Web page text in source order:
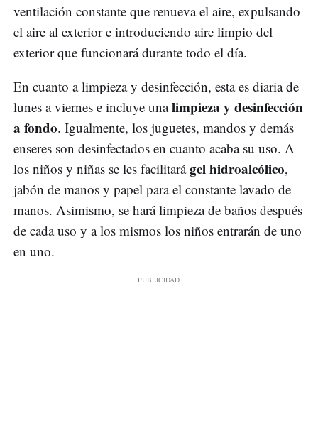
ventilación constante que renueva el aire, expulsando
el aire al exterior e introduciendo aire limpio del
exterior que funcionará durante todo el día.
En cuanto a limpieza y desinfección, esta es diaria de
lunes a viernes e incluye unalimpieza y desinfección
a fondo. Igualmente, los juguetes, mandos y demás
enseres son desinfectados en cuanto acaba su uso. A
los niños y niñas se les facilitarágel hidroalcólico,
jabón de manos y papel para el constante lavado de
manos. Asimismo, se hará limpieza de baños después
de cada uso y a los mismos los niños entrarán de uno
en uno.